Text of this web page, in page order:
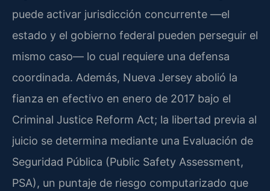
puede activar jurisdicción concurrente —el
estado y el gobierno federal pueden perseguir el
mismo caso— lo cual requiere una defensa
coordinada. Además, Nueva Jersey abolió la
fianza en efectivo en enero de 2017 bajo el
Criminal Justice Reform Act; la libertad previa al
juicio se determina mediante una Evaluación de
Seguridad Pública (Public Safety Assessment,
PSA), un puntaje de riesgo computarizado que